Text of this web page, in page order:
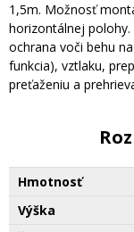
1,5m. Možnosť
horizontálnej polohy.
ochrana voči behu
funkcia), vztlaku,
preťaženiu a
Hmotnosť
Výška